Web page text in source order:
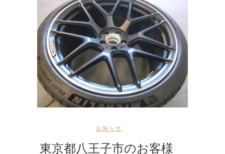
お知らせ
東京都八王子市のお客様